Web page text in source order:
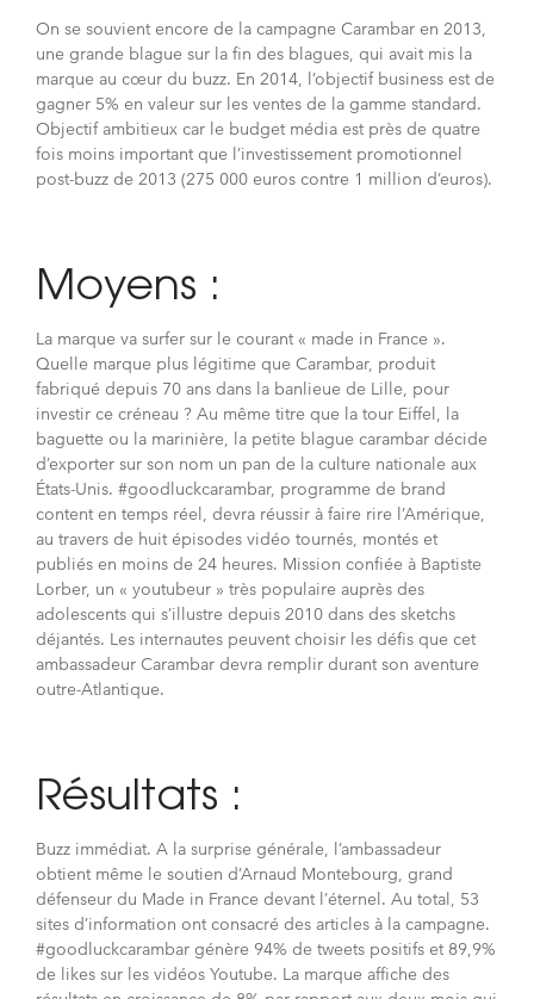
On se souvient encore de la campagne Carambar en 2013,
une grande blague sur la fin des blagues, qui avait mis la
marque au cœur du buzz. En 2014, l’objectif business est de
gagner 5% en valeur sur les ventes de la gamme standard.
Objectif ambitieux car le budget média est près de quatre
fois moins important que l’investissement promotionnel
post-buzz de 2013 (275 000 euros contre 1 million d’euros).
Moyens :
La marque va surfer sur le courant « made in France ».
Quelle marque plus légitime que Carambar, produit
fabriqué depuis 70 ans dans la banlieue de Lille, pour
investir ce créneau ? Au même titre que la tour Eiffel, la
baguette ou la marinière, la petite blague carambar décide
d’exporter sur son nom un pan de la culture nationale aux
États-Unis. #goodluckcarambar, programme de brand
content en temps réel, devra réussir à faire rire l’Amérique,
au travers de huit épisodes vidéo tournés, montés et
publiés en moins de 24 heures. Mission confiée à Baptiste
Lorber, un « youtubeur » très populaire auprès des
adolescents qui s’illustre depuis 2010 dans des sketchs
déjantés. Les internautes peuvent choisir les défis que cet
ambassadeur Carambar devra remplir durant son aventure
outre-Atlantique.
Résultats :
Buzz immédiat. A la surprise générale, l’ambassadeur
obtient même le soutien d’Arnaud Montebourg, grand
défenseur du Made in France devant l’éternel. Au total, 53
sites d’information ont consacré des articles à la campagne.
#goodluckcarambar génère 94% de tweets positifs et 89,9%
de likes sur les vidéos Youtube. La marque affiche des